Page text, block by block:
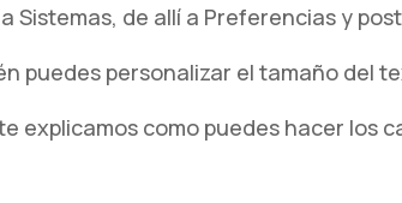
a Sistemas, de allí a Preferencias y
puedes personalizar el tamaño del
explicamos como puedes hacer los